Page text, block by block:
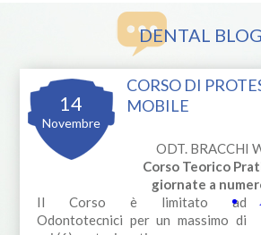
DENTAL BLOG
14
Novembre
CORSO DI
MOBILE
ODT. BRACCHI
Corso Teorico
giornate a
Il Corso è limitato ad
Odontotecnici per un massimo di